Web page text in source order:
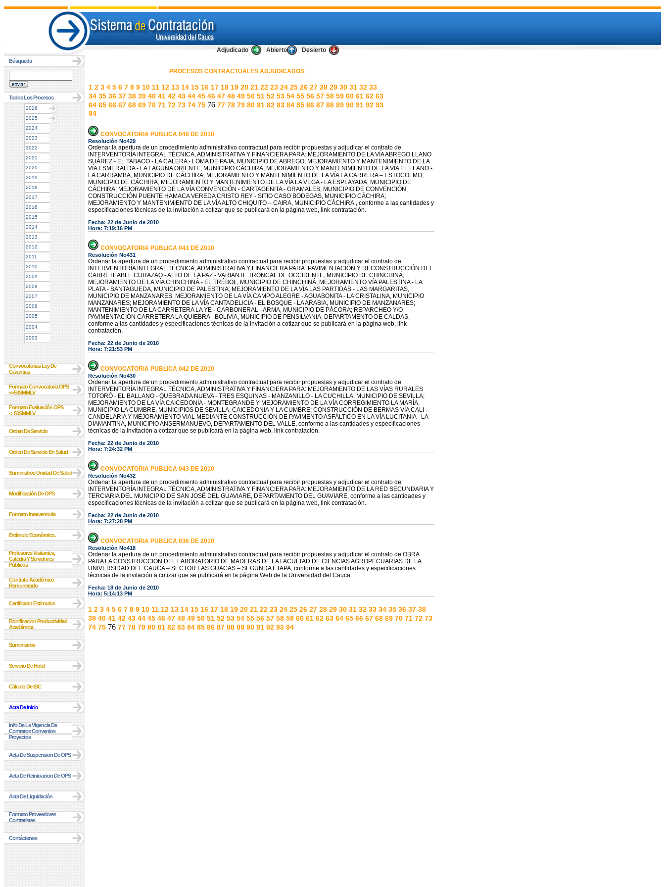
Adjudicado Abierto Desierto
Búsqueda
Todos Los Procesos
2026
2025
2024
2023
2022
2021
2020
2019
2018
2017
2016
2015
2014
2013
2012
2011
2010
2009
2008
2007
2006
2005
2004
2003
Convocatorias Ley De
Garantias
Formato Convocatoria OPS
<=50SMMLV
Formato Evaluación OPS
<=50SMMLV
Orden De Servicio
Orden De Servicio En Salud
Suministros Unidad De Salud
Modificación De OPS
Formato Interventoria
Estímulo Económico.
Profesores Visitantes,
Catedra Y Servidores
Públicos
Contrato Académico
Remunerado
Certificado Estimulos
Bonificacion Productividad
Académica
Suministros
Servicio De Hotel
Cálculo De IBC
Acta De Inicio
Info De La Vigencia De
Contratos Convenios
Proyectos
Acta De Suspension De OPS
Acta De Reiniciacion De OPS
Acta De Liquidación
Formato Proveedores
Contratistas
Contáctenos
PROCESOS CONTRACTUALES ADJUDICADOS
1 2 3 4 5 6 7 8 9 10 11 12 13 14 15 16 17 18 19 20 21 22 23 24 25 26 27 28 29 30 31 32 33
34 35 36 37 38 39 40 41 42 43 44 45 46 47 48 49 50 51 52 53 54 55 56 57 58 59 60 61 62 63
64 65 66 67 68 69 70 71 72 73 74 75 76 77 78 79 80 81 82 83 84 85 86 87 88 89 90 91 92 93
94
CONVOCATORIA PUBLICA 040 DE 2010
Resolución No429
Ordenar la apertura de un procedimiento administrativo contractual para recibir propuestas y adjudicar el contrato de
INTERVENTORÍA INTEGRAL TÉCNICA, ADMINISTRATIVA Y FINANCIERA PARA: MEJORAMIENTO DE LA VÍA ABREGO LLANO
SUÁREZ - EL TABACO - LA CALERA - LOMA DE PAJA, MUNICIPIO DE ABREGO; MEJORAMIENTO Y MANTENIMIENTO DE LA
VÍA ESMERALDA - LA LAGUNA ORIENTE, MUNICIPIO CÁCHIRA; MEJORAMIENTO Y MANTENIMIENTO DE LA VÍA EL LLANO -
LA CARRAMBA, MUNICIPIO DE CÁCHIRA; MEJORAMIENTO Y MANTENIMIENTO DE LA VÍA LA CARRERA – ESTOCOLMO,
MUNICIPIO DE CÁCHIRA; MEJORAMIENTO Y MANTENIMIENTO DE LA VÍA LA VEGA - LA ESPLAYADA, MUNICIPIO DE
CÁCHIRA; MEJORAMIENTO DE LA VÍA CONVENCIÓN - CARTAGENITA - GRAMALES, MUNICIPIO DE CONVENCIÓN;
CONSTRUCCIÓN PUENTE HAMACA VEREDA CRISTO REY - SITIO CASO BODEGAS, MUNICIPIO CÁCHIRA;
MEJORAMIENTO Y MANTENIMIENTO DE LA VÍA ALTO CHIQUITO – CAIRA, MUNICIPIO CÁCHIRA., conforme a las cantidades y
especificaciones técnicas de la invitación a cotizar que se publicará en la página web, link contratación.
Fecha: 22 de Junio de 2010
Hora: 7:19:16 PM
CONVOCATORIA PUBLICA 041 DE 2010
Resolución No431
Ordenar la apertura de un procedimiento administrativo contractual para recibir propuestas y adjudicar el contrato de
INTERVENTORÍA INTEGRAL TÉCNICA, ADMINISTRATIVA Y FINANCIERA PARA: PAVIMENTACIÓN Y RECONSTRUCCIÓN DEL
CARRETEABLE CURAZAO - ALTO DE LA PAZ - VARIANTE TRONCAL DE OCCIDENTE, MUNICIPIO DE CHINCHINÁ;
MEJORAMIENTO DE LA VÍA CHINCHINÁ - EL TRÉBOL, MUNICIPIO DE CHINCHINÁ; MEJORAMIENTO VÍA PALESTINA - LA
PLATA - SANTAGUEDA, MUNICIPIO DE PALESTINA; MEJORAMIENTO DE LA VÍA LAS PARTIDAS - LAS MARGARITAS,
MUNICIPIO DE MANZANARES; MEJORAMIENTO DE LA VÍA CAMPO ALEGRE - AGUABONITA - LA CRISTALINA, MUNICIPIO
MANZANARES; MEJORAMIENTO DE LA VÍA CANTADELICIA - EL BOSQUE - LA ARABIA, MUNICIPIO DE MANZANARES;
MANTENIMIENTO DE LA CARRETERA LA YE - CARBONERAL - ARMA, MUNICIPIO DE PÁCORA; REPARCHEO Y/O
PAVIMENTACIÓN CARRETERA LA QUIEBRA - BOLIVIA, MUNICIPIO DE PENSILVANIA, DEPARTAMENTO DE CALDAS,
conforme a las cantidades y especificaciones técnicas de la invitación a cotizar que se publicará en la página web, link
contratación.
Fecha: 22 de Junio de 2010
Hora: 7:21:53 PM
CONVOCATORIA PUBLICA 042 DE 2010
Resolución No430
Ordenar la apertura de un procedimiento administrativo contractual para recibir propuestas y adjudicar el contrato de
INTERVENTORÍA INTEGRAL TÉCNICA, ADMINISTRATIVA Y FINANCIERA PARA: MEJORAMIENTO DE LAS VÍAS RURALES
TOTORÓ - EL BALLANO - QUEBRADA NUEVA - TRES ESQUINAS - MANZANILLO - LA CUCHILLA, MUNICIPIO DE SEVILLA;
MEJORAMIENTO DE LA VÍA CAICEDONIA - MONTEGRANDE Y MEJORAMIENTO DE LA VÍA CORREGIMIENTO LA MARÍA,
MUNICIPIO LA CUMBRE, MUNICIPIOS DE SEVILLA, CAICEDONIA Y LA CUMBRE; CONSTRUCCIÓN DE BERMAS VÍA CALI –
CANDELARIA Y MEJORAMIENTO VIAL MEDIANTE CONSTRUCCIÓN DE PAVIMENTO ASFÁLTICO EN LA VÍA LUCITANIA - LA
DIAMANTINA, MUNICIPIO ANSERMANUEVO, DEPARTAMENTO DEL VALLE, conforme a las cantidades y especificaciones
técnicas de la invitación a cotizar que se publicará en la página web, link contratación.
Fecha: 22 de Junio de 2010
Hora: 7:24:32 PM
CONVOCATORIA PUBLICA 043 DE 2010
Resolución No432
Ordenar la apertura de un procedimiento administrativo contractual para recibir propuestas y adjudicar el contrato de
INTERVENTORÍA INTEGRAL TÉCNICA, ADMINISTRATIVA Y FINANCIERA PARA: MEJORAMIENTO DE LA RED SECUNDARIA Y
TERCIARIA DEL MUNICIPIO DE SAN JOSÉ DEL GUAVIARE, DEPARTAMENTO DEL GUAVIARE, conforme a las cantidades y
especificaciones técnicas de la invitación a cotizar que se publicará en la página web, link contratación.
Fecha: 22 de Junio de 2010
Hora: 7:27:28 PM
CONVOCATORIA PUBLICA 036 DE 2010
Resolución No418
Ordenar la apertura de un procedimiento administrativo contractual para recibir propuestas y adjudicar el contrato de OBRA
PARA LA CONSTRUCCION DEL LABORATORIO DE MADERAS DE LA FACULTAD DE CIENCIAS AGROPECUARIAS DE LA
UNIVERSIDAD DEL CAUCA – SECTOR LAS GUACAS – SEGUNDA ETAPA, conforme a las cantidades y especificaciones
técnicas de la invitación a cotizar que se publicará en la página Web de la Universidad del Cauca.
Fecha: 18 de Junio de 2010
Hora: 5:14:13 PM
1 2 3 4 5 6 7 8 9 10 11 12 13 14 15 16 17 18 19 20 21 22 23 24 25 26 27 28 29 30 31 32 33 34 35 36 37 38
39 40 41 42 43 44 45 46 47 48 49 50 51 52 53 54 55 56 57 58 59 60 61 62 63 64 65 66 67 68 69 70 71 72 73
74 75 76 77 78 79 80 81 82 83 84 85 86 87 88 89 90 91 92 93 94